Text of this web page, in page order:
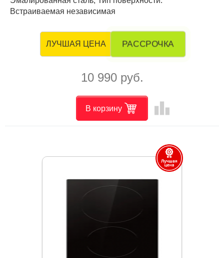
Встраиваемая независимая
ЛУЧШАЯ ЦЕНА РАССРОЧКА
10 990 руб.
В корзину leaderboard